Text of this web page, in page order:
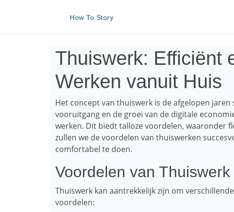
How To Story
Thuiswerk: Efficiënt
Werken vanuit Huis
Het concept van thuiswerk is de afgelopen
vooruitgang en de groei van de digitale
werken. Dit biedt talloze voordelen, waaronder
zullen we de voordelen van thuiswerken
comfortabel te doen.
Voordelen van Thuiswerk
Thuiswerk kan aantrekkelijk zijn om
voordelen: